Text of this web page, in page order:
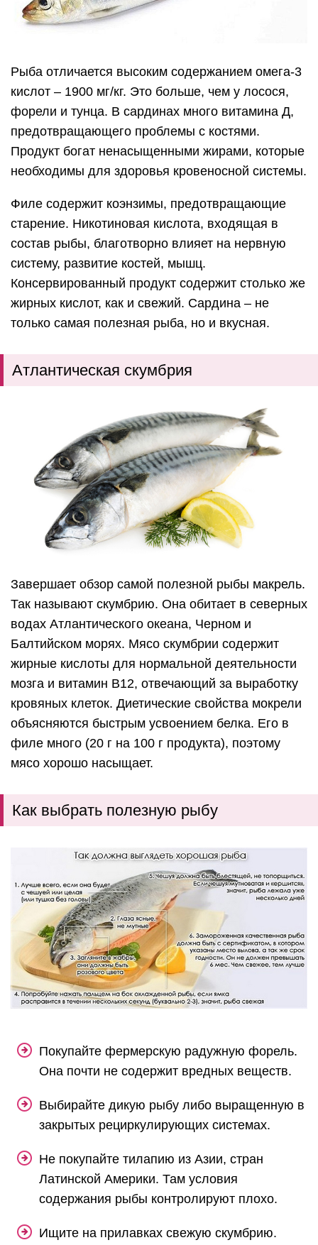
Рыба отличается высоким содержанием омега-3
кислот – 1900 мг/кг. Это больше, чем у лосося,
форели и тунца. В сардинах много витамина Д,
предотвращающего проблемы с костями.
Продукт богат ненасыщенными жирами, которые
необходимы для здоровья кровеносной системы.
Филе содержит коэнзимы, предотвращающие
старение. Никотиновая кислота, входящая в
состав рыбы, благотворно влияет на нервную
систему, развитие костей, мышц.
Консервированный продукт содержит столько же
жирных кислот, как и свежий. Сардина – не
только самая полезная рыба, но и вкусная.
Атлантическая скумбрия
Завершает обзор самой полезной рыбы макрель.
Так называют скумбрию. Она обитает в северных
водах Атлантического океана, Черном и
Балтийском морях. Мясо скумбрии содержит
жирные кислоты для нормальной деятельности
мозга и витамин В12, отвечающий за выработку
кровяных клеток. Диетические свойства мокрели
объясняются быстрым усвоением белка. Его в
филе много (20 г на 100 г продукта), поэтому
мясо хорошо насыщает.
Как выбрать полезную рыбу
Покупайте фермерскую радужную форель.
Она почти не содержит вредных веществ.
Выбирайте дикую рыбу либо выращенную в
закрытых рециркулирующих системах.
Не покупайте тилапию из Азии, стран
Латинской Америки. Там условия
содержания рыбы контролируют плохо.
Ищите на прилавках свежую скумбрию.